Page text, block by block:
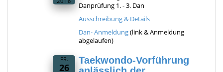
Danprüfung 1. - 3. Dan
Ausschreibung & Details
Dan- Anmeldung(link & Anmeldung
abgelaufen)
FR.
26
Taekwondo-Vorführung